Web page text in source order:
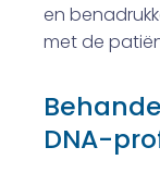
en
met de
DNA-